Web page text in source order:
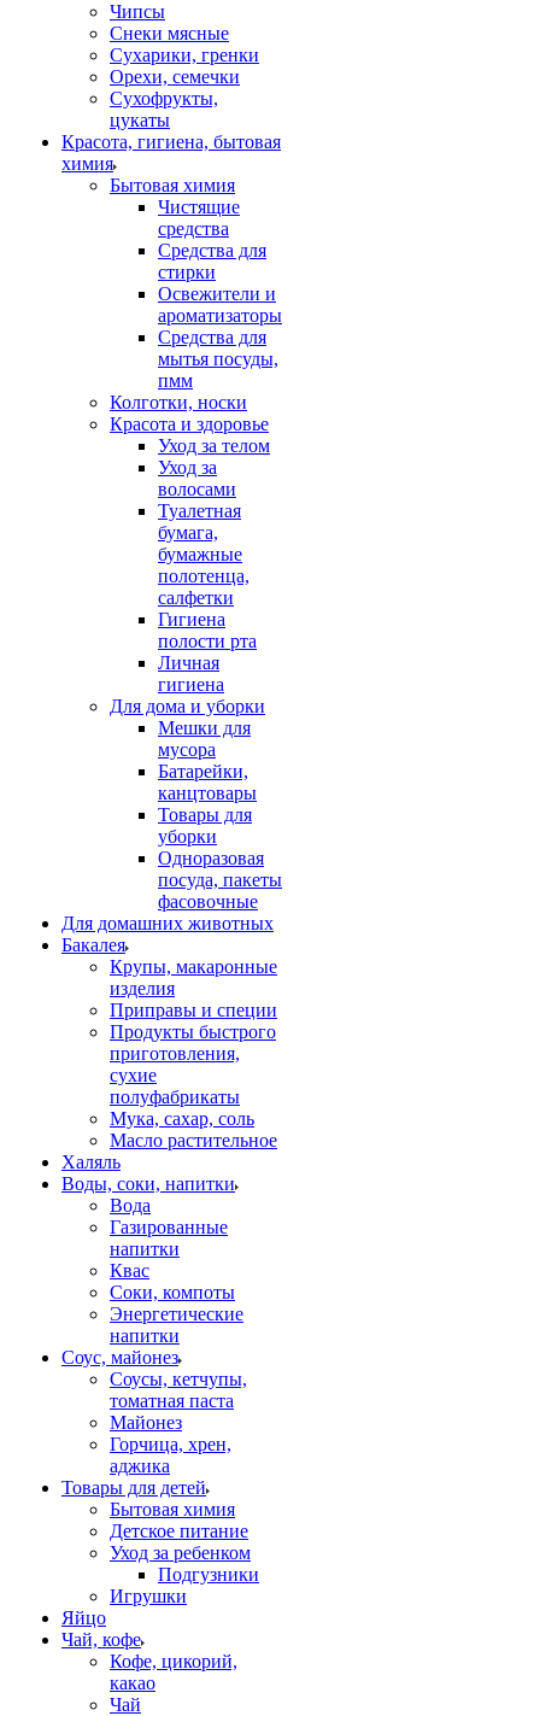
Чипсы
Снеки мясные
Сухарики, гренки
Орехи, семечки
Сухофрукты,
цукаты
Красота, гигиена, бытовая
химия
Бытовая химия
Чистящие
средства
Средства для
стирки
Освежители и
ароматизаторы
Средства для
мытья посуды,
пмм
Колготки, носки
Красота и здоровье
Уход за телом
Уход за
волосами
Туалетная
бумага,
бумажные
полотенца,
салфетки
Гигиена
полости рта
Личная
гигиена
Для дома и уборки
Мешки для
мусора
Батарейки,
канцтовары
Товары для
уборки
Одноразовая
посуда, пакеты
фасовочные
Для домашних животных
Бакалея
Крупы, макаронные
изделия
Приправы и специи
Продукты быстрого
приготовления,
сухие
полуфабрикаты
Мука, сахар, соль
Масло растительное
Халяль
Воды, соки, напитки
Вода
Газированные
напитки
Квас
Соки, компоты
Энергетические
напитки
Соус, майонез
Соусы, кетчупы,
томатная паста
Майонез
Горчица, хрен,
аджика
Товары для детей
Бытовая химия
Детское питание
Уход за ребенком
Подгузники
Игрушки
Яйцо
Чай, кофе
Кофе, цикорий,
какао
Чай